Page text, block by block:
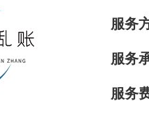
服务
服务
服务